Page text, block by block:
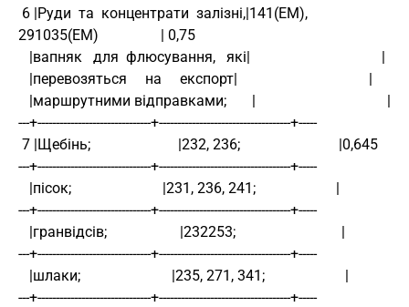
291035(ЕМ)                 | 0,75
   |вапняк   для  флюсування,   які|                                    |
   |перевозяться     на     експорт|                                    |
   |маршрутними відправками;       |                                    |
---+-------------------------------+------------------------------------+-----
7 |Щебінь;                        |232, 236;                           |0,645
---+-------------------------------+------------------------------------+-----
   |пісок;                         |231, 236, 241;                      |
---+-------------------------------+------------------------------------+-----
   |гранвідсів;                    |232253;                             |
---+-------------------------------+------------------------------------+-----
   |шлаки;                         |235, 271, 341;                      |
---+-------------------------------+------------------------------------+-----